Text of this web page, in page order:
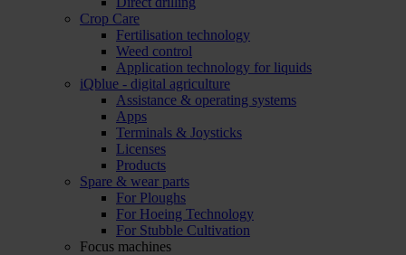
Crop Care
Fertilisation technology
Weed control
Application technology for liquids
iQblue - digital agriculture
Assistance & operating systems
Apps
Terminals & Joysticks
Licenses
Products
Spare & wear parts
For Ploughs
For Hoeing Technology
For Stubble Cultivation
Focus machines